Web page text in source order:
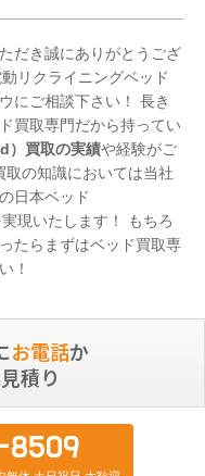
だき誠にありがとうござ
リクライニングベッド
にご相談下さい！ 長き
買取専門だから持ってい
）買取の実績や経験がご
の知識においては当社
日本ベッド
現いたします！ もちろ
たらまずはベッド買取専
！
お電話か
積り
8509